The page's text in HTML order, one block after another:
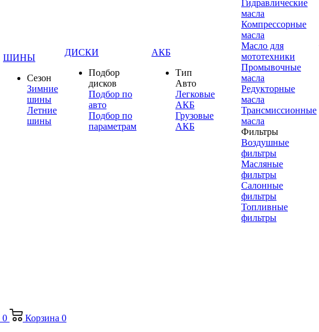
ШИНЫ
Сезон
Зимние
шины
Летние
шины
ДИСКИ
Подбор
дисков
Подбор по
авто
Подбор по
параметрам
АКБ
Тип
Авто
Легковые
АКБ
Грузовые
АКБ
Гидравлические
масла
Компрессорные
масла
Масло для
мототехники
Промывочные
масла
Редукторные
масла
Трансмиссионные
масла
Фильтры
Воздушные
фильтры
Масляные
фильтры
Салонные
фильтры
Топливные
фильтры
0 Корзина 0